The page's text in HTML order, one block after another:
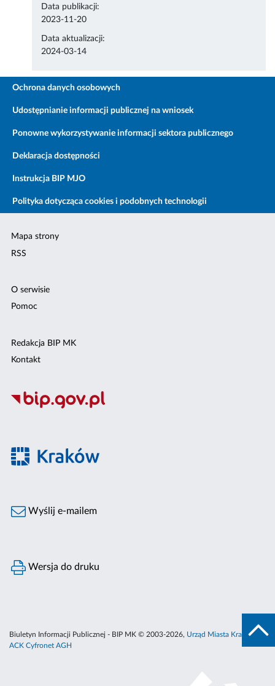
Data publikacji:
2023-11-20
Data aktualizacji:
2024-03-14
Ochrona danych osobowych
Udostępnianie informacji publicznej na wniosek
Ponowne wykorzystywanie informacji sektora publicznego
Deklaracja dostępności
Instrukcja BIP MJO
Polityka dotycząca cookies i podobnych technologii
Mapa strony
RSS
O serwisie
Pomoc
Redakcja BIP MK
Kontakt
Wyślij e-mailem
Wersja do druku
Biuletyn Informacji Publicznej - BIP MK © 2003-2026, Urząd Miasta Krakowa
ACK Cyfronet AGH